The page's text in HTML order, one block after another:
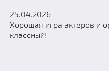
25.04.2026
Хорошая игра актеров и
классный!